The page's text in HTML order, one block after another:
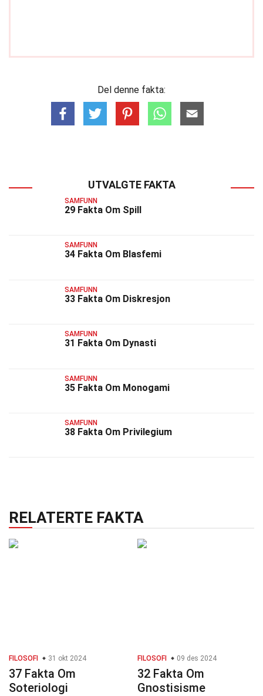
Del denne fakta:
UTVALGTE FAKTA
SAMFUNN
29 Fakta Om Spill
SAMFUNN
34 Fakta Om Blasfemi
SAMFUNN
33 Fakta Om Diskresjon
SAMFUNN
31 Fakta Om Dynasti
SAMFUNN
35 Fakta Om Monogami
SAMFUNN
38 Fakta Om Privilegium
RELATERTE FAKTA
FILOSOFI 31 okt 2024
37 Fakta Om
Soteriologi
FILOSOFI 09 des 2024
32 Fakta Om
Gnostisisme